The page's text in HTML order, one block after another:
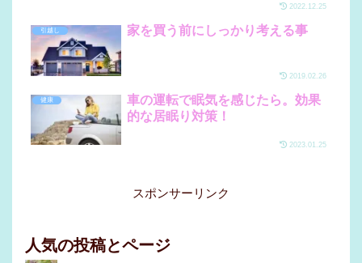
2022.12.25
引越し 家を買う前にしっかり考える事
2019.02.26
健康
車の運転で眠気を感じたら。効果
的な居眠り対策！
2023.01.25
スポンサーリンク
人気の投稿とページ